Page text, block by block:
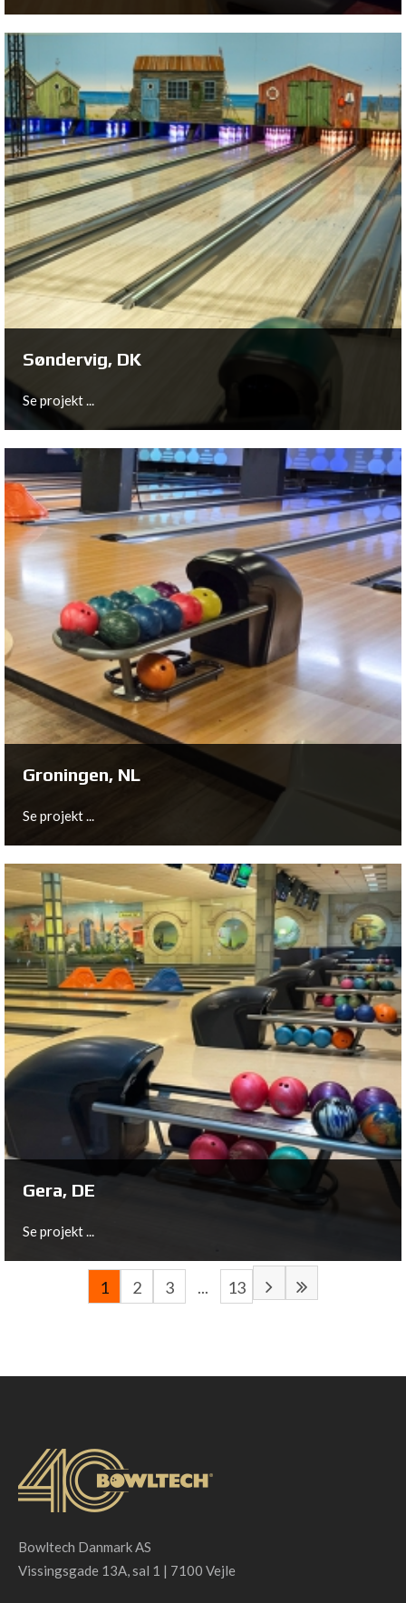
Billund, DK
Se projekt ...
Søndervig, DK
Se projekt ...
Søndervig, DK
Se projekt ...
Groningen, NL
Se projekt ...
Groningen, NL
Se projekt ...
Gera, DE
Se projekt ...
Gera, DE
1 2 3 ... 13
Bowltech Danmark AS
Vissingsgade 13A, sal 1 | 7100 Vejle